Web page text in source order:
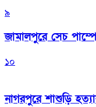
৯
জামালপুরে সেচ
১০
নাগরপুরে শাশুড়ি